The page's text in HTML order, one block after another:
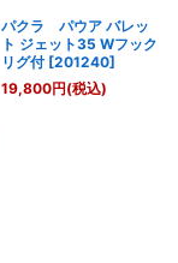
パクラ パウア バレッ
ト ジェット35 Wフック
リグ付 [201240]
19,800円(税込)